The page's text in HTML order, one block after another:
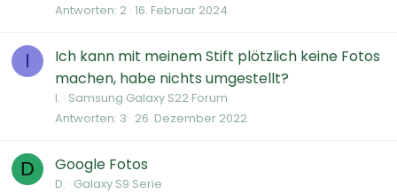
Antworten 2 16. Februar 2024
I
Ich kann mit meinem Stift plötzlich keine Fotos
machen, habe nichts umgestellt?
I. Samsung Galaxy S22 Forum
Antworten 3 26. Dezember 2022
D Google Fotos
D. Galaxy S9 Serie